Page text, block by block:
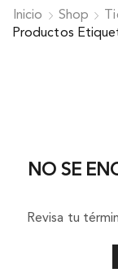
Inicio Shop
Productos
NO SE
Revisa tu